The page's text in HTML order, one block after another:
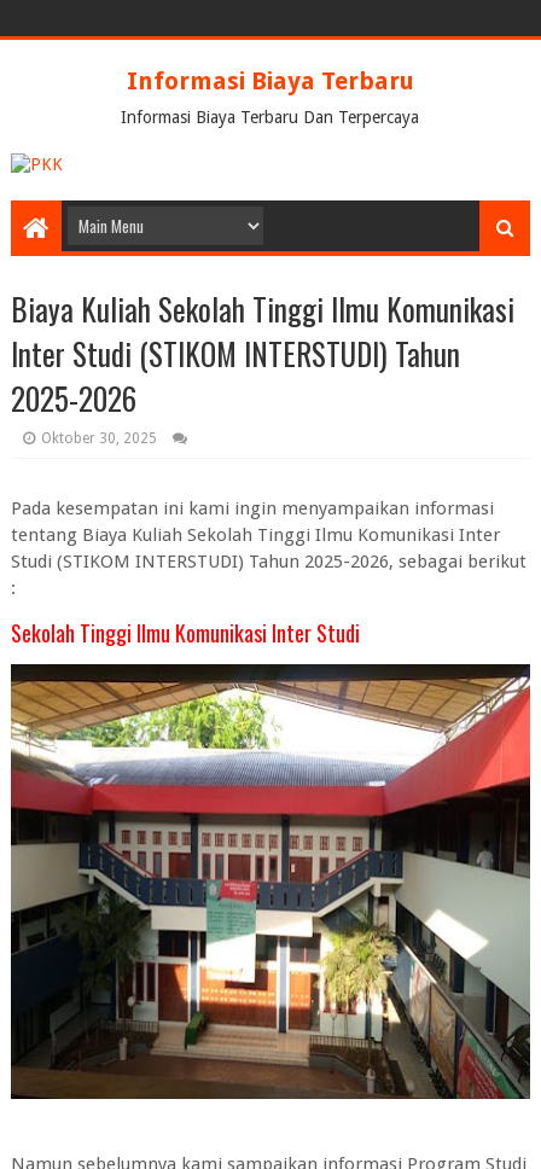
Informasi Biaya Terbaru
Informasi Biaya Terbaru Dan Terpercaya
Biaya Kuliah Sekolah Tinggi Ilmu Komunikasi
Inter Studi (STIKOM INTERSTUDI) Tahun
2025-2026
Oktober 30, 2025
Pada kesempatan ini kami ingin menyampaikan informasi
tentang Biaya Kuliah Sekolah Tinggi Ilmu Komunikasi Inter
Studi (STIKOM INTERSTUDI) Tahun 2025-2026, sebagai berikut
:
Sekolah Tinggi Ilmu Komunikasi Inter Studi
Namun sebelumnya kami sampaikan informasi Program Studi